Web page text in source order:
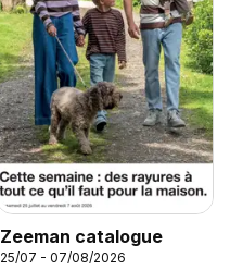
Zeeman catalogue
25/07 - 07/08/2026